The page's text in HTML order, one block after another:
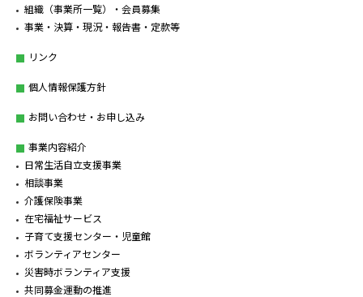
組織（事業所一覧）・会員募集
事業・決算・現況・報告書・定款等
リンク
個人情報保護方針
お問い合わせ・お申し込み
事業内容紹介
日常生活自立支援事業
相談事業
介護保険事業
在宅福祉サービス
子育て支援センター・児童館
ボランティアセンター
災害時ボランティア支援
共同募金運動の推進